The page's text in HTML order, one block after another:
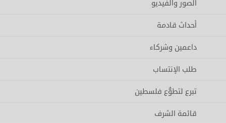
الصور والفيديو
أحداث قادمة
داعمين وشركاء
طلب الإنتساب
تبرع لتطوُّع فلسطين
قائمة الشرف